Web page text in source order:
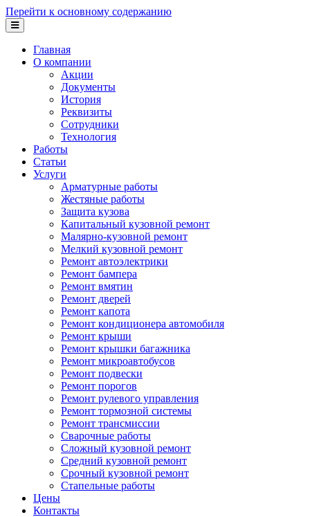
Перейти к основному содержанию
Главная
О компании
Акции
Документы
История
Реквизиты
Сотрудники
Технология
Работы
Статьи
Услуги
Арматурные работы
Жестяные работы
Защита кузова
Капитальный кузовной ремонт
Малярно-кузовной ремонт
Мелкий кузовной ремонт
Ремонт автоэлектрики
Ремонт бампера
Ремонт вмятин
Ремонт дверей
Ремонт капота
Ремонт кондиционера автомобиля
Ремонт крыши
Ремонт крышки багажника
Ремонт микроавтобусов
Ремонт подвески
Ремонт порогов
Ремонт рулевого управления
Ремонт тормозной системы
Ремонт трансмиссии
Сварочные работы
Сложный кузовной ремонт
Средний кузовной ремонт
Срочный кузовной ремонт
Стапельные работы
Цены
Контакты